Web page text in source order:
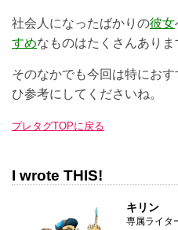
社会人になったばかりの彼女
すめなものはたくさんありま
そのなかでも今回は特にお
ひ参考にしてくださいね。
プレタグTOPに戻る
I wrote THIS!
キリン
専属ライタ